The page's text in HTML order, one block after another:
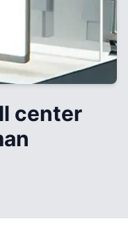
center